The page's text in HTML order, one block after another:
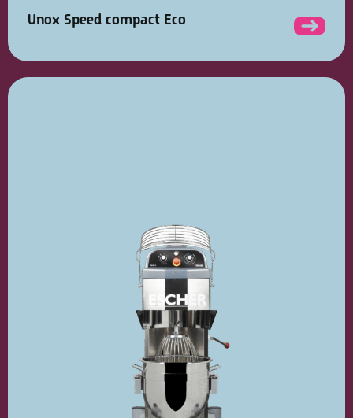
Unox Speed compact Eco